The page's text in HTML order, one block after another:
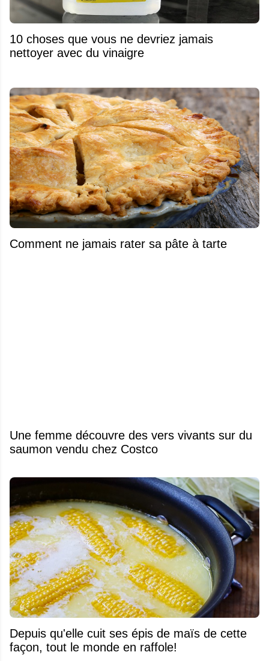
10 choses que vous ne devriez jamais
nettoyer avec du vinaigre
Comment ne jamais rater sa pâte à tarte
Une femme découvre des vers vivants sur du
saumon vendu chez Costco
Depuis qu'elle cuit ses épis de maïs de cette
façon, tout le monde en raffole!